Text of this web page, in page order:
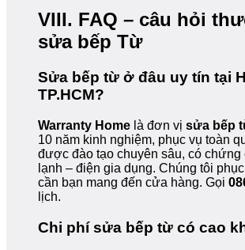
VIII. FAQ – câu hỏi
sửa bếp Từ
Sửa bếp từ ở đâu uy tín tại
TP.HCM?
Warranty Home là đơn vị sửa bếp
10 năm kinh nghiệm, phục vụ toàn
được đào tạo chuyên sâu, có chứng
lạnh – điện gia dụng. Chúng tôi
cần bạn mang đến cửa hàng. Gọi
lịch.
Chi phí sửa bếp từ có cao